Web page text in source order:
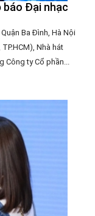
báo Đại nhạc
Ba Đình, Hà Nội
Nhà hát
Công ty Cổ phần...